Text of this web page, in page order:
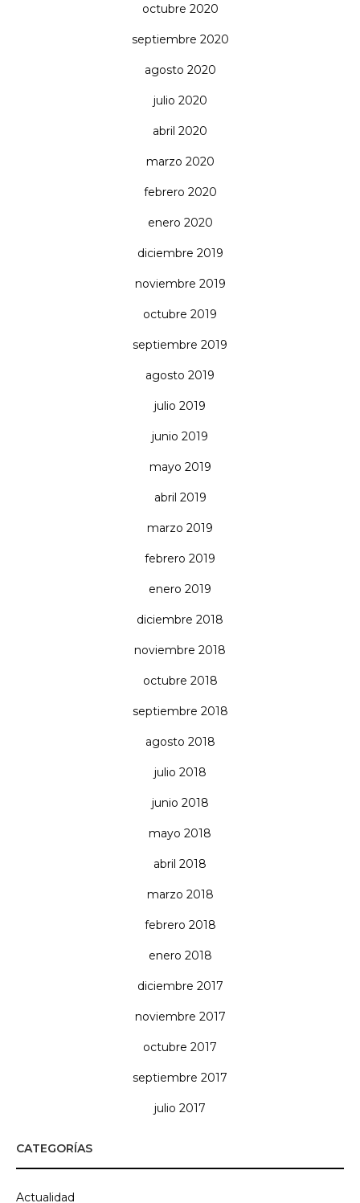
octubre 2020
septiembre 2020
agosto 2020
julio 2020
abril 2020
marzo 2020
febrero 2020
enero 2020
diciembre 2019
noviembre 2019
octubre 2019
septiembre 2019
agosto 2019
julio 2019
junio 2019
mayo 2019
abril 2019
marzo 2019
febrero 2019
enero 2019
diciembre 2018
noviembre 2018
octubre 2018
septiembre 2018
agosto 2018
julio 2018
junio 2018
mayo 2018
abril 2018
marzo 2018
febrero 2018
enero 2018
diciembre 2017
noviembre 2017
octubre 2017
septiembre 2017
julio 2017
CATEGORÍAS
Actualidad